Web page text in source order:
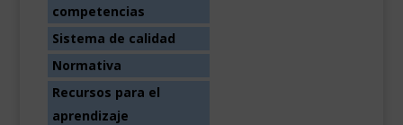
competencias
Sistema de calidad
Normativa
Recursos para el
aprendizaje